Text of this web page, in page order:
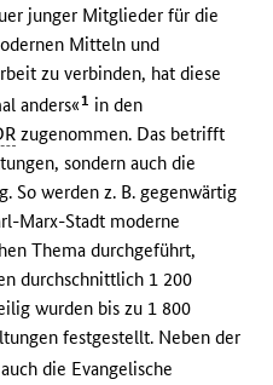
junger Mitglieder für die
Mitteln und
zu verbinden, hat diese
anders«1 in den
zugenommen. Das betrifft
sondern auch die
So werden z. B. gegenwärtig
Marx-Stadt moderne
Thema durchgeführt,
durchschnittlich 1 200
wurden bis zu 1 800
festgestellt. Neben der
die Evangelische